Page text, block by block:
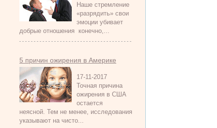
Наше стремление
«разрядить» свои
эмоции убивает
добрые отношения конечно,...
5 причин ожирения в Америке
17-11-2017
Точная причина
ожирения в США
остается
неясной. Тем не менее, исследования
указывают на чисто...